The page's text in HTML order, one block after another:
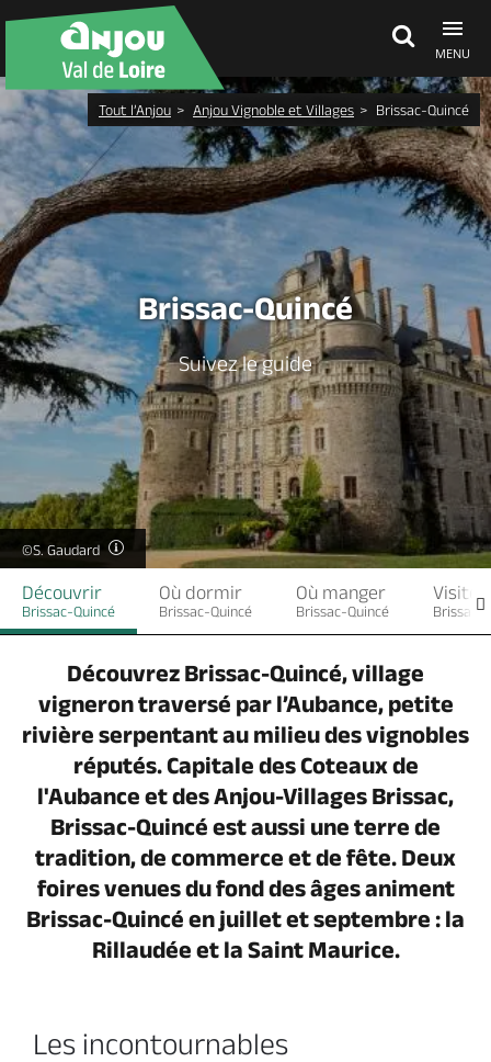
MENU
Découvrir
À voir, à faire
Agenda
Dormir, manger
Séjours, cadeaux
Billetterie en ligne
Tout l’Anjou Anjou Vignoble et Villages Brissac-Quincé
Brissac-Quincé
Suivez le guide
©S. Gaudard
Découvrir
Brissac-Quincé
Où dormir
Brissac-Quincé
Où manger
Brissac-Quincé Brissac-
Découvrez Brissac-Quincé, village
vigneron traversé par l’Aubance, petite
rivière serpentant au milieu des vignobles
réputés. Capitale des Coteaux de
l'Aubance et des Anjou-Villages Brissac,
Brissac-Quincé est aussi une terre de
tradition, de commerce et de fête. Deux
foires venues du fond des âges animent
Brissac-Quincé en juillet et septembre : la
Rillaudée et la Saint Maurice.
Les incontournables